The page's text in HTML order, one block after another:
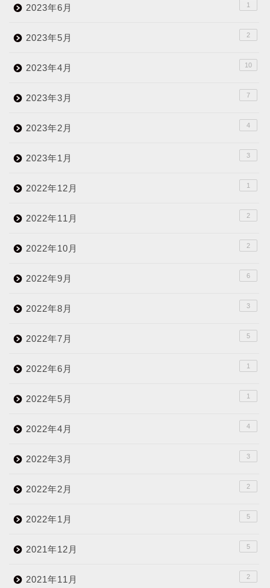
2023年6月 1
2023年5月 2
2023年4月 10
2023年3月 7
2023年2月 4
2023年1月 3
2022年12月 1
2022年11月 2
2022年10月 2
2022年9月 6
2022年8月 3
2022年7月 5
2022年6月 1
2022年5月 1
2022年4月 4
2022年3月 3
2022年2月 2
2022年1月 5
2021年12月 5
2021年11月 2